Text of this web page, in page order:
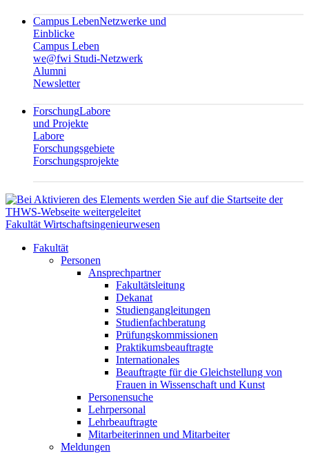
Campus LebenNetzwerke und
Einblicke
Campus Leben
we@fwi Studi-Netzwerk
Alumni
Newsletter
ForschungLabore
und Projekte
Labore
Forschungsgebiete
Forschungsprojekte
Fakultät Wirtschaftsingenieurwesen
Fakultät
Personen
Ansprechpartner
Fakultätsleitung
Dekanat
Studiengangleitungen
Studienfachberatung
Prüfungskommissionen
Praktikumsbeauftragte
Internationales
Beauftragte für die Gleichstellung von
Frauen in Wissenschaft und Kunst
Personensuche
Lehrpersonal
Lehrbeauftragte
Mitarbeiterinnen und Mitarbeiter
Meldungen